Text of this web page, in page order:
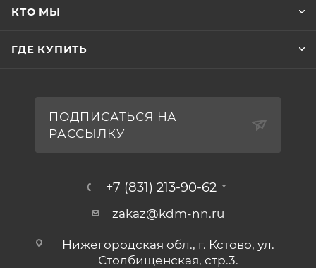
КТО МЫ
ГДЕ КУПИТЬ
ПОДПИСАТЬСЯ НА
РАССЫЛКУ
+7 (831) 213-90-62
zakaz@kdm-nn.ru
Нижегородская обл., г. Кстово, ул.
Столбищенская, стр.3.